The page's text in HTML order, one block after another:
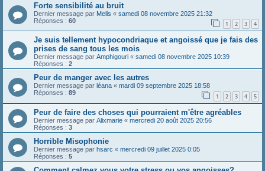
Forte sensibilité au bruit
Dernier message par Melis « samedi 08 novembre 2025 21:32
Réponses : 60 1 2 3 4
Je suis tellement hypocondriaque et angoissé que je fais des
prises de sang tous les mois
Dernier message par Amphigouri « samedi 08 novembre 2025 10:39
Réponses : 2
Peur de manger avec les autres
Dernier message par léana « mardi 09 septembre 2025 18:58
Réponses : 89 1 2 3 4 5
Peur de faire des choses qui pourraient m'être agréables
Dernier message par Alixmarie « mercredi 20 août 2025 20:56
Réponses : 3
Horrible Misophonie
Dernier message par hsarc « mercredi 09 juillet 2025 0:05
Réponses : 5